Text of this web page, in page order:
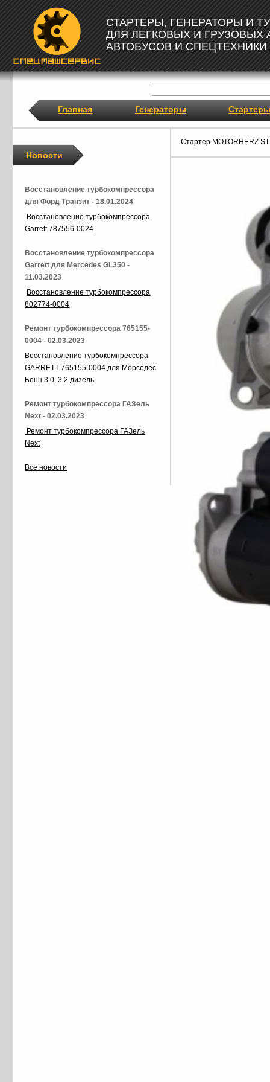
СТАРТЕРЫ, ГЕНЕРАТОРЫ И
ДЛЯ ЛЕГКОВЫХ И ГРУЗОВЫХ
АВТОБУСОВ И СПЕЦТЕХНИКИ
Главная Генераторы Стартеры
Стартер MOTORHERZ
Новости
Восстановление турбокомпрессора
для Форд Транзит - 18.01.2024
Восстановление турбокомпрессора
Garrett 787556-0024
Восстановление турбокомпрессора
Garrett для Mercedes GL350 -
11.03.2023
Восстановление турбокомпрессора
802774-0004
Ремонт турбокомпрессора 765155-
0004 - 02.03.2023
Восстановление турбокомпрессора
GARRETT 765155-0004 для Мерседес
Бенц 3.0, 3.2 дизель
Ремонт турбокомпрессора ГАЗель
Next - 02.03.2023
Ремонт турбокомпрессора ГАЗель
Next
Все новости